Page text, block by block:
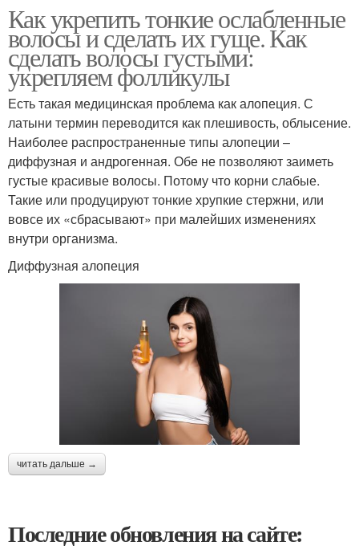
Как укрепить тонкие ослабленные
волосы и сделать их гуще. Как
сделать волосы густыми:
укрепляем фолликулы
Есть такая медицинская проблема как алопеция. С
латыни термин переводится как плешивость, облысение.
Наиболее распространенные типы алопеции –
диффузная и андрогенная. Обе не позволяют заиметь
густые красивые волосы. Потому что корни слабые.
Такие или продуцируют тонкие хрупкие стержни, или
вовсе их «сбрасывают» при малейших изменениях
внутри организма.
Диффузная алопеция
читать дальше →
Последние обновления на сайте: